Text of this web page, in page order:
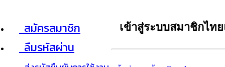
สมัครสมาชิก
ลืมรหัสผ่าน
เข้าสู่ระบบสมาชิกไท